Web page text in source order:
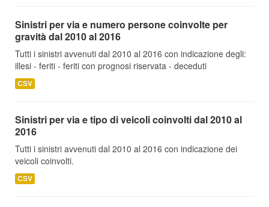
Sinistri per via e numero persone coinvolte per
gravità dal 2010 al 2016
Tutti i sinistri avvenuti dal 2010 al 2016 con indicazione degli:
illesi - feriti - feriti con prognosi riservata - deceduti
CSV
Sinistri per via e tipo di veicoli coinvolti dal 2010 al
2016
Tutti i sinistri avvenuti dal 2010 al 2016 con indicazione dei
veicoli coinvolti.
CSV